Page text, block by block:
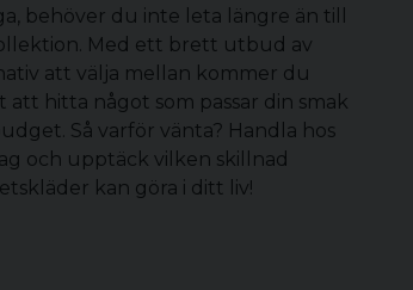
behöver du inte leta längre än till
Med ett brett utbud av
att välja mellan kommer du
att hitta något som passar din smak
Så varför vänta? Handla hos
och upptäck vilken skillnad
kan göra i ditt liv!